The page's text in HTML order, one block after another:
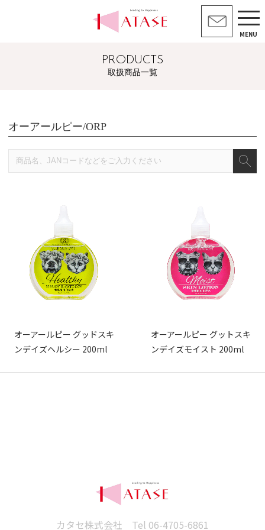
MENU
PRODUCTS
取扱商品一覧
オーアールピー/ORP
オーアールピー グッドスキ
ンデイズヘルシー 200ml
オーアールピー グットスキ
ンデイズモイスト 200ml
カタセ株式会社 Tel 06-4705-6861